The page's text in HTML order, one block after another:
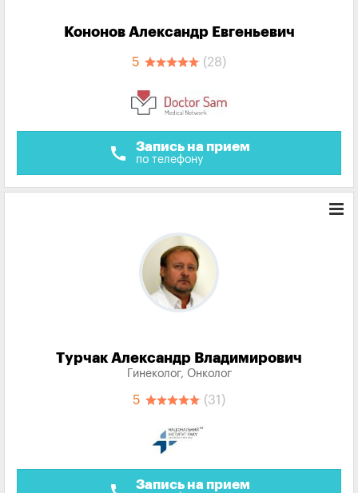
Кононов Александр Евгеньевич
5 (28)
call Запись на прием
по телефону
Турчак Александр Владимирович
Гинеколог, Онколог
5 (31)
Запись на прием